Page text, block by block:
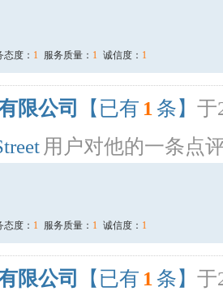
态度： 1 服务质量： 1 诚信度： 1
限公司 【已有 1 条】 于
用户对他的一条点
态度： 1 服务质量： 1 诚信度： 1
限公司 【已有 1 条】 于